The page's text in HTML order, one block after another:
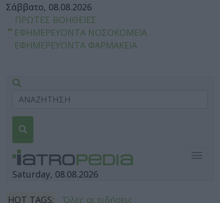
Σάββατο, 08.08.2026
ΠΡΩΤΕΣ ΒΟΗΘΕΙΕΣ
ΕΦΗΜΕΡΕΥΟΝΤΑ ΝΟΣΟΚΟΜΕΙΑ
ΕΦΗΜΕΡΕΥΟΝΤΑ ΦΑΡΜΑΚΕΙΑ
Saturday, 08.08.2026
HOT TAGS:
Όλες οι ειδήσεις